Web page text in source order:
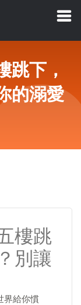
跳下，
的溺愛
樓跳
別讓
界給你慣